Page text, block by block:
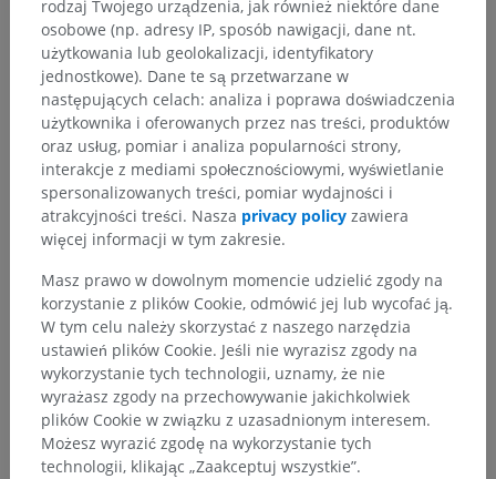
rodzaj Twojego urządzenia, jak również niektóre dane
osobowe (np. adresy IP, sposób nawigacji, dane nt.
użytkowania lub geolokalizacji, identyfikatory
jednostkowe). Dane te są przetwarzane w
następujących celach: analiza i poprawa doświadczenia
użytkownika i oferowanych przez nas treści, produktów
oraz usług, pomiar i analiza popularności strony,
interakcje z mediami społecznościowymi, wyświetlanie
spersonalizowanych treści, pomiar wydajności i
atrakcyjności treści. Nasza privacy policy zawiera
więcej informacji w tym zakresie.
Masz prawo w dowolnym momencie udzielić zgody na
korzystanie z plików Cookie, odmówić jej lub wycofać ją.
W tym celu należy skorzystać z naszego narzędzia
ustawień plików Cookie. Jeśli nie wyrazisz zgody na
wykorzystanie tych technologii, uznamy, że nie
wyrażasz zgody na przechowywanie jakichkolwiek
plików Cookie w związku z uzasadnionym interesem.
Możesz wyrazić zgodę na wykorzystanie tych
technologii, klikając „Zaakceptuj wszystkie”.